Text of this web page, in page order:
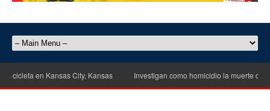
en Kansas City, Kansas Investigan como homicidio la muerte de un